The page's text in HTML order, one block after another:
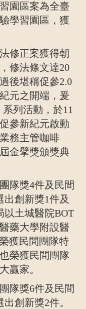
園區案為全臺
學習園區，獲
修正案獲得朝
修法條文達20
後堪稱促參2.0
元之開端，爰
系列活動，於11
參新紀元啟動
務主管咖啡
屆金擘獎頒獎典
隊獎4件及民間
出創新獎1件及
以土城醫院BOT
藥大學附設醫
獲民間團隊特
榮獲民間團隊
贏家。
隊獎6件及民間
出創新獎2件。